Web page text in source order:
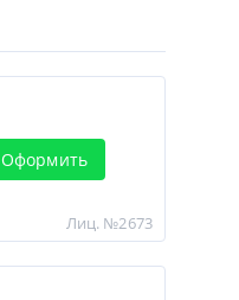
Оформить
Лиц. №2673